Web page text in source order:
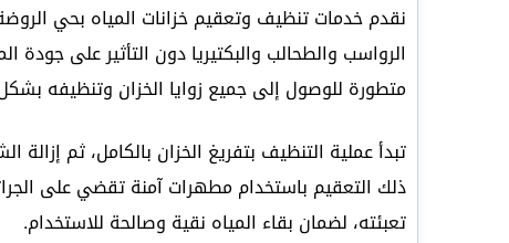
نقدم خدمات تنظيف وتعقيم خزانات المياه بحي
الرواسب والطحالب والبكتيريا دون التأثير على جودة
متطورة للوصول إلى جميع زوايا الخزان وتنظيفه
تبدأ عملية التنظيف بتفريغ الخزان بالكامل، ثم
ذلك التعقيم باستخدام مطهرات آمنة تقضي على
تعبئته، لضمان بقاء المياه نقية وصالحة للاستخدام.